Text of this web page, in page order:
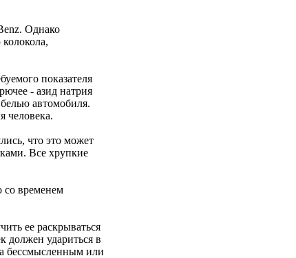
Однако
показателя
- азид натрия
автомобиля.
человека.
что это может
Все хрупкие
со временем
ее раскрываться
должен удариться в
бессмысленным или